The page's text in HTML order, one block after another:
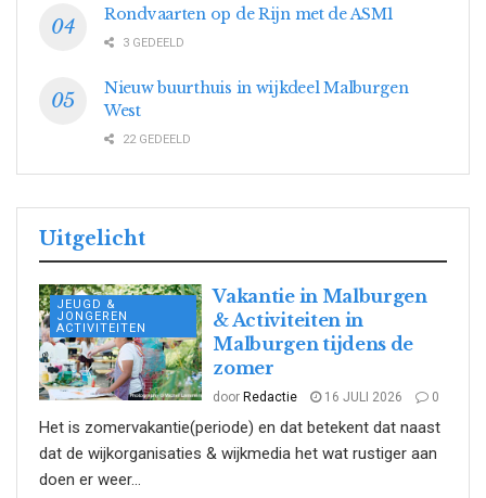
Rondvaarten op de Rijn met de ASM1
3 GEDEELD
Nieuw buurthuis in wijkdeel Malburgen
West
22 GEDEELD
Uitgelicht
JEUGD &
JONGEREN
ACTIVITEITEN
Vakantie in Malburgen
& Activiteiten in
Malburgen tijdens de
zomer
door Redactie 16 JULI 2026 0
Het is zomervakantie(periode) en dat betekent dat naast
dat de wijkorganisaties & wijkmedia het wat rustiger aan
doen er weer...